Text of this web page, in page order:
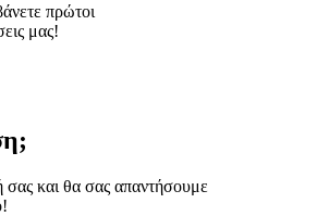
πρώτοι
μας!
και θα σας απαντήσουμε